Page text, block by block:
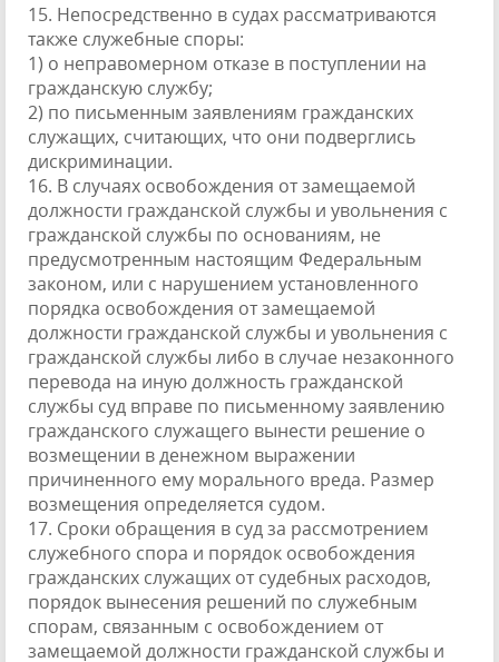
15. Непосредственно в судах рассматриваются
также служебные споры:
1) о неправомерном отказе в поступлении на
гражданскую службу;
2) по письменным заявлениям гражданских
служащих, считающих, что они подверглись
дискриминации.
16. В случаях освобождения от замещаемой
должности гражданской службы и увольнения с
гражданской службы по основаниям, не
предусмотренным настоящим Федеральным
законом, или с нарушением установленного
порядка освобождения от замещаемой
должности гражданской службы и увольнения с
гражданской службы либо в случае незаконного
перевода на иную должность гражданской
службы суд вправе по письменному заявлению
гражданского служащего вынести решение о
возмещении в денежном выражении
причиненного ему морального вреда. Размер
возмещения определяется судом.
17. Сроки обращения в суд за рассмотрением
служебного спора и порядок освобождения
гражданских служащих от судебных расходов,
порядок вынесения решений по служебным
спорам, связанным с освобождением от
замещаемой должности гражданской службы и